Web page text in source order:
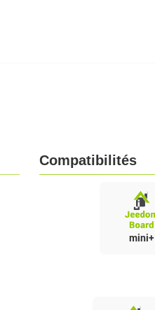
Compatibilités
mini+